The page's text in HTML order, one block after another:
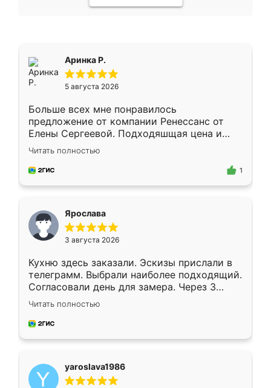
Аринка Р.
5 августа 2026
Больше всех мне понравилось
предложение от компании Ренессанс от
Елены Сергеевой. Подходяшщая цена и
короткие сроки изготовления. Приехавший
для замера сотрудник Владислав
предложил по моему эскизу самый
Читать полностью
1
Ярослава
3 августа 2026
Кухню здесь заказали. Эскизы прислали в
телеграмм. Выбрали наиболее подходящий.
Согласовали день для замера. Через 3
недели кухня была уже готова. Остались
довольны работой. Спасибо Ренессанс
мебель за качественную работу!
Читать полностью
yaroslava1986